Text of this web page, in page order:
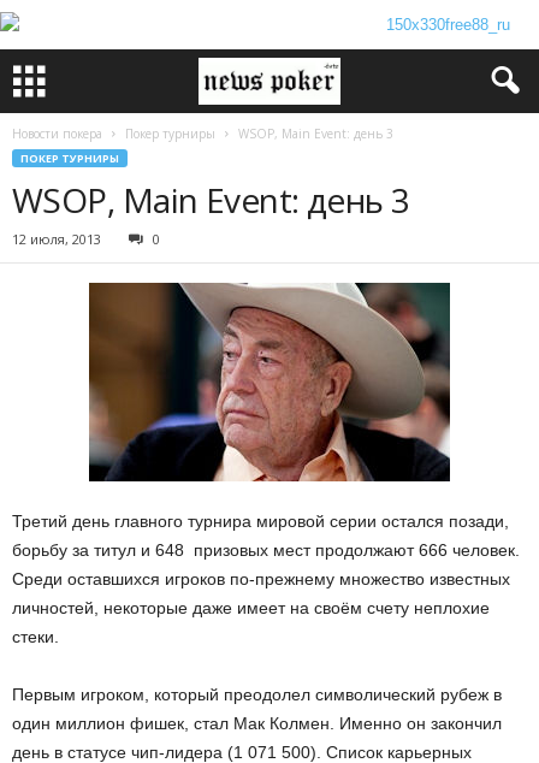
Новости покера Покер турниры WSOP, Main Event: день 3
ПОКЕР ТУРНИРЫ
WSOP, Main Event: день 3
12 июля, 2013 0
Третий день главного турнира мировой серии остался позади,
борьбу за титул и 648 призовых мест продолжают 666 человек.
Среди оставшихся игроков по-прежнему множество известных
личностей, некоторые даже имеет на своём счету неплохие
стеки.
Первым игроком, который преодолел символический рубеж в
один миллион фишек, стал Мак Колмен. Именно он закончил
день в статусе чип-лидера (1 071 500). Список карьерных